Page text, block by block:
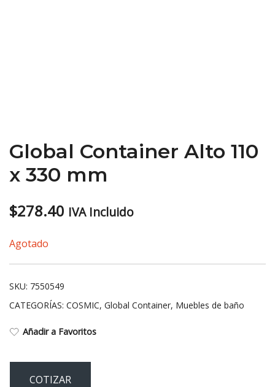
Global Container Alto 110
x 330 mm
$278.40 IVA Incluido
Agotado
SKU: 7550549
CATEGORÍAS: COSMIC, Global Container, Muebles de baño
Añadir a Favoritos
COTIZAR